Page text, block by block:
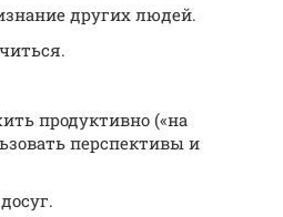
других людей.
продуктивно («на
перспективы и